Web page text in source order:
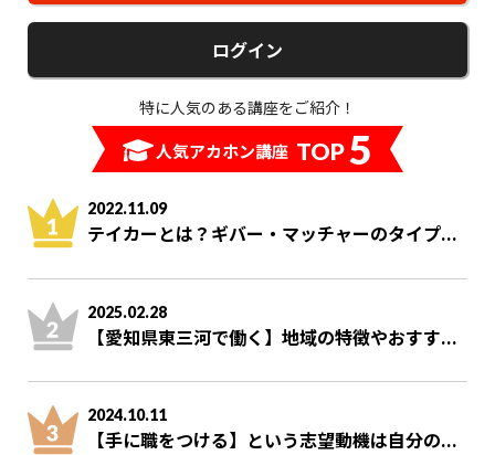
ログイン
特に人気のある講座をご紹介！
人気アカホン講座 TOP5
2022.11.09
テイカーとは？ギバー・マッチャーのタイプ...
2025.02.28
【愛知県東三河で働く】地域の特徴やおすす...
2024.10.11
【手に職をつける】という志望動機は自分の...